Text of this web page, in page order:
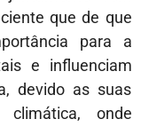
que de que
para a
e influenciam
devido as suas
climática, onde